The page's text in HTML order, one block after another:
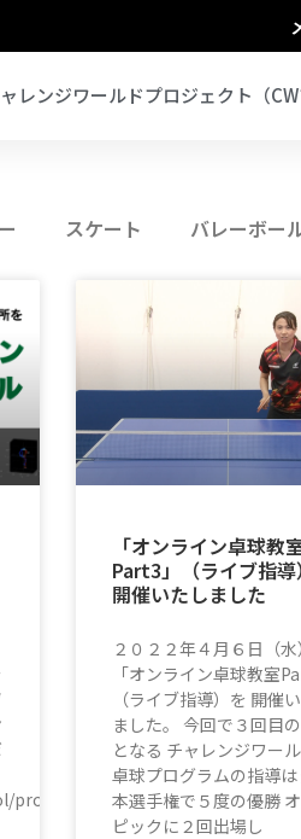
レンジワールドプロジェクト（CW
スケート バレーボー
program/program_runn
「オンライン卓球教
Part3」（ライブ指導
開催いたしました
２０２２年４月６日（
「オンライン卓球教室
（ライブ指導）を 開催
ました。 今回で３回目
となる チャレンジワー
卓球プログラムの指導は
本選手権で５度の優勝
ピックに２回出場し